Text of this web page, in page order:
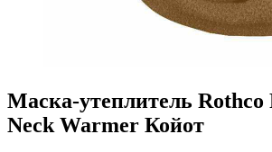
Маска-утеплитель Rothco
Neck Warmer Койот